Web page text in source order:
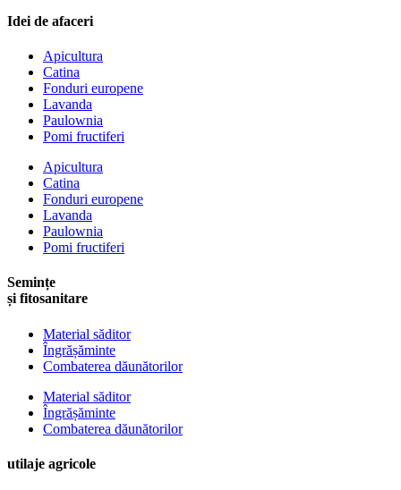
Idei de afaceri
Apicultura
Catina
Fonduri europene
Lavanda
Paulownia
Pomi fructiferi
Apicultura
Catina
Fonduri europene
Lavanda
Paulownia
Pomi fructiferi
Semințe
și fitosanitare
Material săditor
Îngrășăminte
Combaterea dăunătorilor
Material săditor
Îngrășăminte
Combaterea dăunătorilor
utilaje agricole